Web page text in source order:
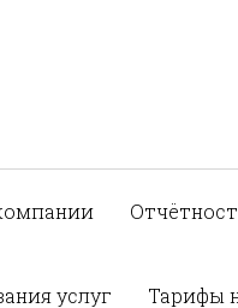
услуг Тарифы